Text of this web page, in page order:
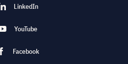
LinkedIn
YouTube
Facebook